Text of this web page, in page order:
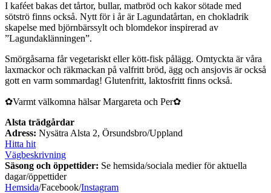
I kaféet bakas det tårtor, bullar, matbröd och kakor sötade med
sötströ finns också. Nytt för i år är Lagundatårtan, en chokladrik
skapelse med björnbärssylt och blomdekor inspirerad av
”Lagundaklänningen”.
Smörgåsarna får vegetariskt eller kött-fisk pålägg. Omtyckta är våra
laxmackor och räkmackan på valfritt bröd, ägg och ansjovis är också
gott en varm sommardag! Glutenfritt, laktosfritt finns också.
✿Varmt välkomna hälsar Margareta och Per✿
Alsta trädgårdar
Adress: Nysätra Alsta 2, Örsundsbro/Uppland
Hitta hit
Vägbeskrivning
Säsong och öppettider: Se hemsida/sociala medier för aktuella
dagar/öppettider
Hemsida/Facebook/Instagram